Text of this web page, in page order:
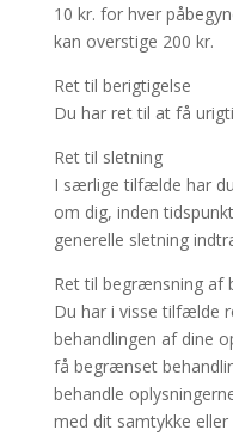
10 kr. for hver
kan overstige 200 kr.
Ret til berigtigelse
Du har ret til at få
Ret til sletning
I særlige tilfælde har
om dig, inden
generelle sletning
Ret til begrænsning af
Du har i visse tilfælde
behandlingen af dine
få begrænset
behandle
med dit samtykke